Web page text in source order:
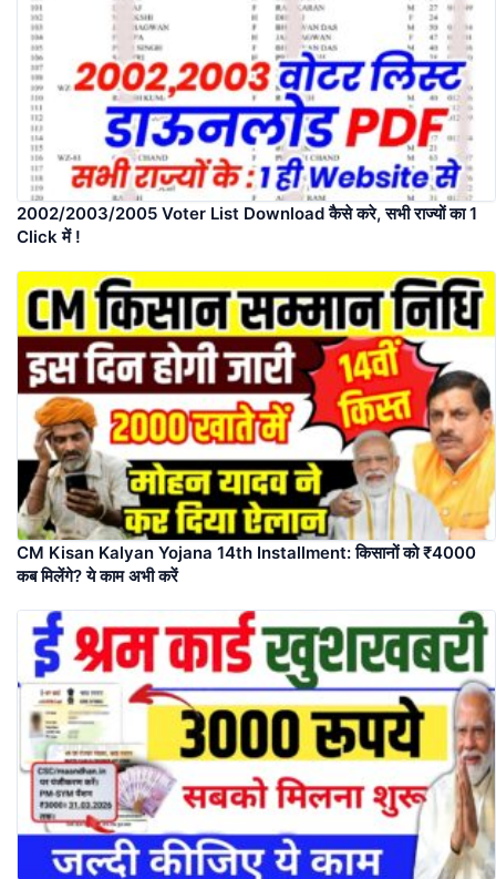
2002/2003/2005 Voter List Download कैसे करे, सभी राज्यों का 1
Click में !
CM Kisan Kalyan Yojana 14th Installment: किसानों को ₹4000
कब मिलेंगे? ये काम अभी करें